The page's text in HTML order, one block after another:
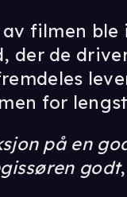
filmen
der de
for
på en
godt